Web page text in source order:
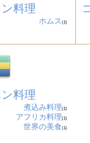
料理
ホムス (1)
料理
煮込み料理(1)
アフリカ料理(1)
世界の美食(1)